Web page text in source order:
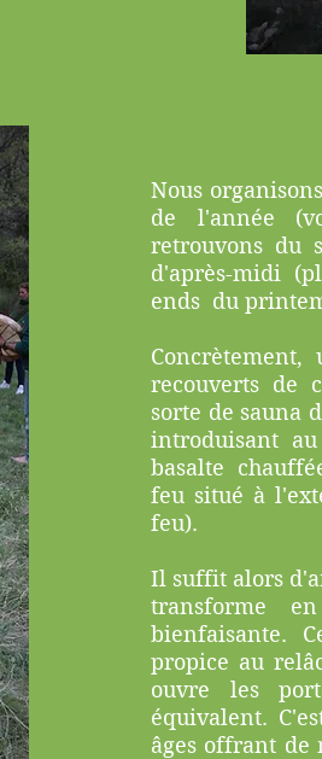
Nous
de l'année
retrouvons du
d'après-midi
ends du
recouverts de
sorte de sauna
introduisant
basalte
feu situé à
feu).
Il suffit alors
transforme
bienfaisante.
propice au
ouvre les
équivalent.
âges offrant de